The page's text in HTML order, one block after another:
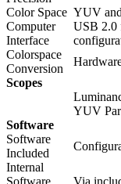
Color Space YUV
Computer
Interface
USB 2.0
Colorspace
Conversion
Scopes
YUV
Software
Software
Included
Internal
Software
Via